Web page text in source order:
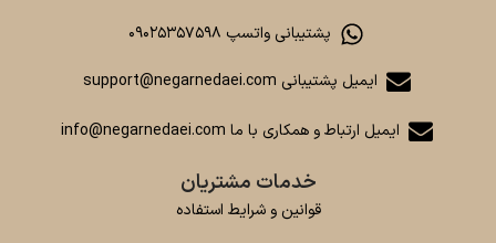
پشتیبانی واتسپ ۰۹۰۲۵۳۵۷۵۹۸
ایمیل پشتیبانی support@negarnedaei.com
ایمیل ارتباط و همکاری با ما info@negarnedaei.com
خدمات مشتریان
قوانین و شرایط استفاده